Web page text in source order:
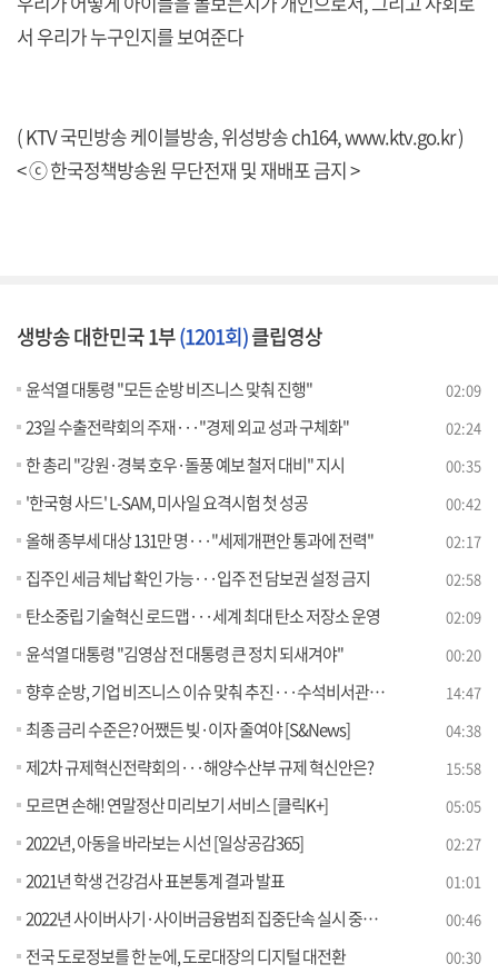
서 우리가 누구인지를 보여준다
( KTV 국민방송 케이블방송, 위성방송 ch164,www.ktv.go.kr)
< ⓒ 한국정책방송원 무단전재 및 재배포 금지 >
생방송 대한민국 1부(1201회)클립영상
윤석열 대통령 "모든 순방 비즈니스 맞춰 진행" 02:09
23일 수출전략회의 주재···"경제 외교 성과 구체화" 02:24
한 총리 "강원·경북 호우·돌풍 예보 철저 대비" 지시 00:35
'한국형 사드' L-SAM, 미사일 요격시험 첫 성공 00:42
올해 종부세 대상 131만 명···"세제개편안 통과에 전력" 02:17
집주인 세금 체납 확인 가능···입주 전 담보권 설정 금지 02:58
탄소중립 기술혁신 로드맵···세계 최대 탄소 저장소 운영 02:09
윤석열 대통령 "김영삼 전 대통령 큰 정치 되새겨야" 00:20
향후 순방, 기업 비즈니스 이슈 맞춰 추진···수석비서관회의 주요 내용은? 14:47
최종 금리 수준은? 어쨌든 빚·이자 줄여야 [S&News] 04:38
제2차 규제혁신전략회의···해양수산부 규제 혁신안은? 15:58
모르면 손해! 연말정산 미리보기 서비스 [클릭K+] 05:05
2022년, 아동을 바라보는 시선 [일상공감365] 02:27
2021년 학생 건강검사 표본통계 결과 발표 01:01
2022년 사이버사기·사이버금융범죄 집중단속 실시 중간 결과 25,616명 검거, 1,391명 구속 00:46
전국 도로정보를 한 눈에, 도로대장의 디지털 대전환 00:30